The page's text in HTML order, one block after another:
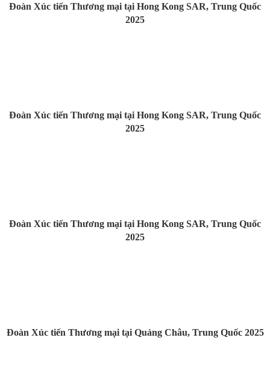
Đoàn Xúc tiến Thương mại tại Hong Kong SAR, Trung Quốc
2025
Đoàn Xúc tiến Thương mại tại Hong Kong SAR, Trung Quốc
2025
Đoàn Xúc tiến Thương mại tại Hong Kong SAR, Trung Quốc
2025
Đoàn Xúc tiến Thương mại tại Quảng Châu, Trung Quốc 2025